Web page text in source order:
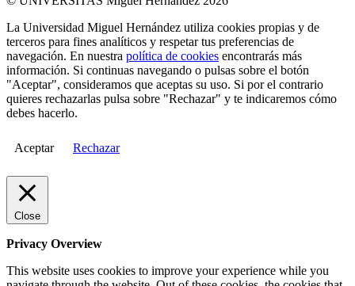
La Universidad Miguel Hernández utiliza cookies propias y de
terceros para fines analíticos y respetar tus preferencias de
navegación. En nuestra política de cookies encontrarás más
información. Si continuas navegando o pulsas sobre el botón
"Aceptar", consideramos que aceptas su uso. Si por el contrario
quieres rechazarlas pulsa sobre "Rechazar" y te indicaremos cómo
debes hacerlo.
Aceptar Rechazar
Close
Privacy Overview
This website uses cookies to improve your experience while you